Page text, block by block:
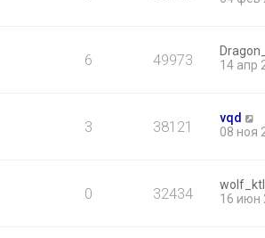
6 49973
14 апр
3 38121
vqd
08 ноя
0 32434
wolf_ktl
16 июн